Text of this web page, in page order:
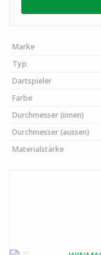
Marke
Typ
Dartspieler
Farbe
Durchmesser (innen)
Durchmesser (aussen)
Materialstärke